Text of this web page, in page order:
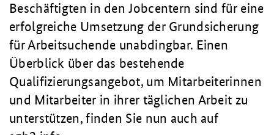
Beschäftigten in den Jobcentern sind für eine
erfolgreiche Umsetzung der Grundsicherung
für Arbeitsuchende unabdingbar. Einen
Überblick über das bestehende
Qualifizierungsangebot, um Mitarbeiterinnen
und Mitarbeiter in ihrer täglichen Arbeit zu
unterstützen, finden Sie nun auch auf